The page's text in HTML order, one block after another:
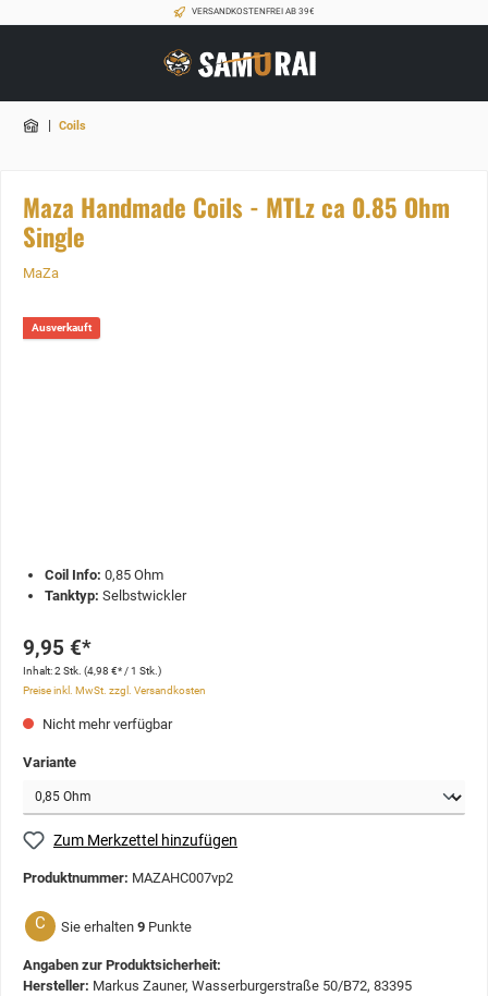
VERSANDKOSTENFREI AB 39€
| Coils
Maza Handmade Coils - MTLz ca 0.85 Ohm
Single
MaZa
Ausverkauft
Coil Info: 0,85 Ohm
Tanktyp: Selbstwickler
9,95 €*
Inhalt:2 Stk. (4,98 €* / 1 Stk.)
Preise inkl. MwSt. zzgl. Versandkosten
Nicht mehr verfügbar
Variante
Zum Merkzettel hinzufügen
Produktnummer: MAZAHC007vp2
C Sie erhalten 9 Punkte
Angaben zur Produktsicherheit:
Hersteller: Markus Zauner, Wasserburgerstraße 50/B72, 83395